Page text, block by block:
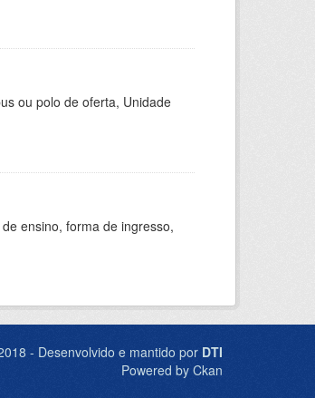
ou polo de oferta, Unidade
ensino, forma de ingresso,
- Desenvolvido e mantido por DTI
Powered by Ckan